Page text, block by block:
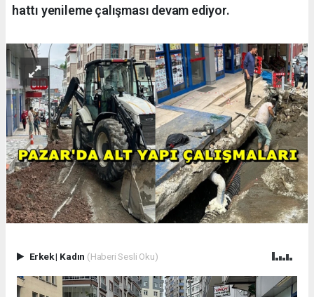
hattı yenileme çalışması devam ediyor.
Erkek| Kadın (Haberi Sesli Oku)